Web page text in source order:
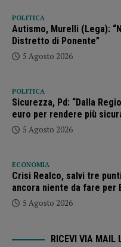
POLITICA
Autismo, Murelli (Lega):
Distretto di Ponente”
5 Agosto 2026
POLITICA
Sicurezza, Pd: “Dalla
euro per rendere più
5 Agosto 2026
ECONOMIA
Crisi Realco, salvi tre
ancora niente da fare per
5 Agosto 2026
RICEVI VIA MAIL